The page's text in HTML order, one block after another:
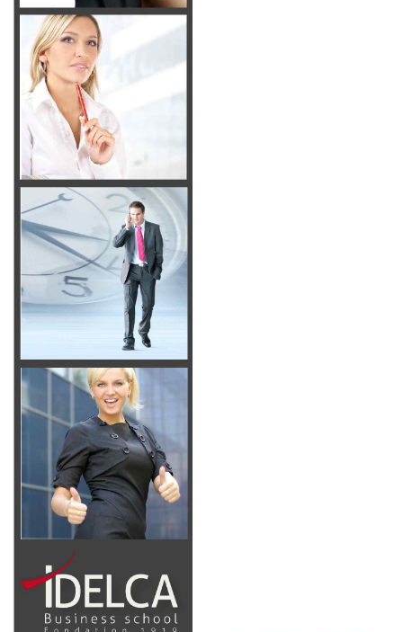
Reconnaissance par l’Etat
choisir une école de commerce
Special BTS Montpellier
Postes à pourvoir en alternance
Frais de scolarité
Quels métiers après l’école de
commerce ?
info pratiques
INTRANET IDELCA
L’ACTU
CONTACT
Nous localiser